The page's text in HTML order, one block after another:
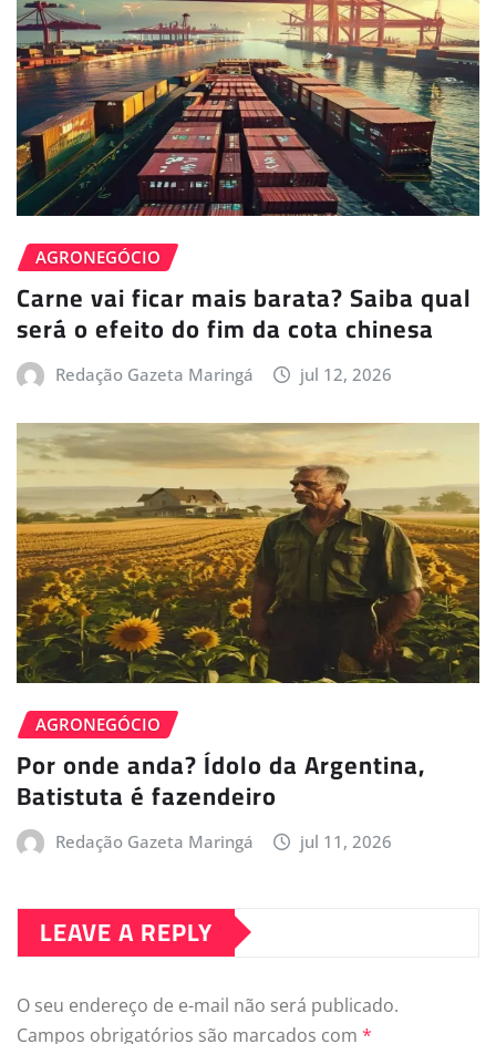
AGRONEGÓCIO
Carne vai ficar mais barata? Saiba qual
será o efeito do fim da cota chinesa
Redação Gazeta Maringá jul 12, 2026
AGRONEGÓCIO
Por onde anda? Ídolo da Argentina,
Batistuta é fazendeiro
Redação Gazeta Maringá jul 11, 2026
LEAVE A REPLY
O seu endereço de e-mail não será publicado.
Campos obrigatórios são marcados com *